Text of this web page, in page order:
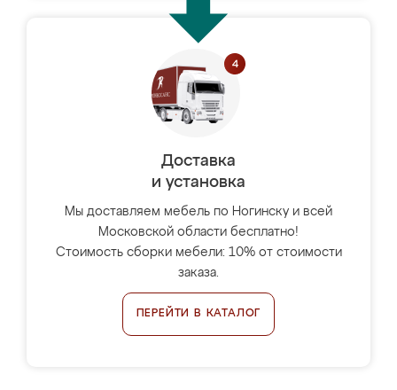
Доставка
и установка
Мы доставляем мебель по Ногинску и всей
Московской области бесплатно!
Стоимость сборки мебели: 10% от стоимости
заказа.
ПЕРЕЙТИ В КАТАЛОГ